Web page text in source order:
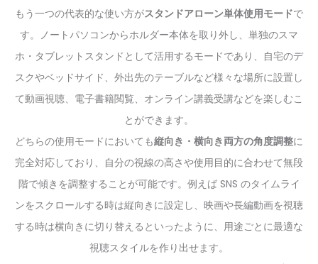
もう一つの代表的な使い方がスタンドアローン単体使用モードで
す。ノートパソコンからホルダー本体を取り外し、単独のスマ
ホ・タブレットスタンドとして活用するモードであり、自宅のデ
スクやベッドサイド、外出先のテーブルなど様々な場所に設置し
て動画視聴、電子書籍閲覧、オンライン講義受講などを楽しむこ
とができます。
どちらの使用モードにおいても縦向き・横向き両方の角度調整に
完全対応しており、自分の視線の高さや使用目的に合わせて無段
階で傾きを調整することが可能です。例えば SNS のタイムライ
ンをスクロールする時は縦向きに設定し、映画や長編動画を視聴
する時は横向きに切り替えるといったように、用途ごとに最適な
視聴スタイルを作り出せます。